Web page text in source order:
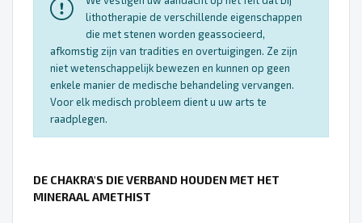
lithotherapie de verschillende eigenschappen
die met stenen worden geassocieerd,
afkomstig zijn van tradities en overtuigingen. Ze zijn
niet wetenschappelijk bewezen en kunnen op geen
enkele manier de medische behandeling vervangen.
Voor elk medisch probleem dient u uw arts te
raadplegen.
DE CHAKRA'S DIE VERBAND HOUDEN MET HET
MINERAAL AMETHIST